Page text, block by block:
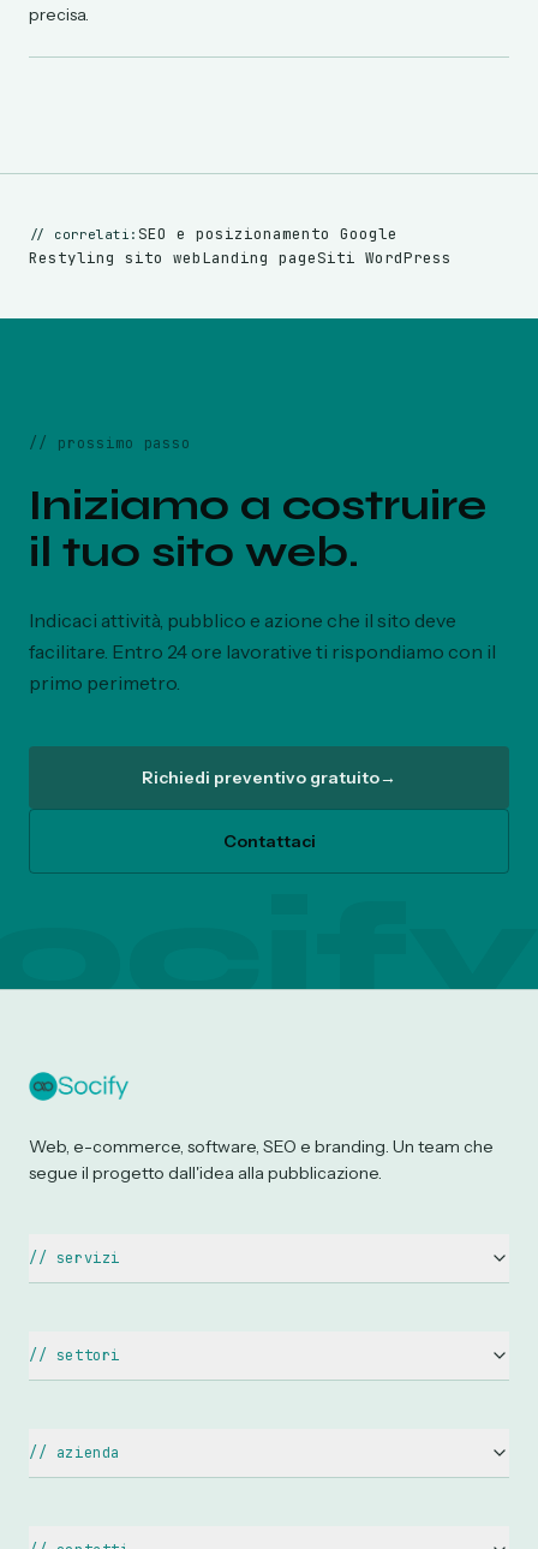
precisa.
// correlati: SEO e posizionamento Google
Restyling sito webLanding pageSiti WordPress
// prossimo passo
Iniziamo a costruire
il tuo sito web.
Indicaci attività, pubblico e azione che il sito deve
facilitare. Entro 24 ore lavorative ti rispondiamo con il
primo perimetro.
Richiedi preventivo gratuito→
Contattaci
Web, e-commerce, software, SEO e branding. Un team che
segue il progetto dall'idea alla pubblicazione.
// servizi
E-commerce
Restyling Sito Web
// settori
Avvocati & Studi Legali
// azienda